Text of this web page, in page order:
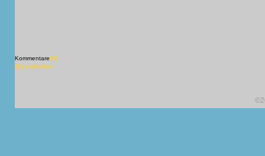
Kommentare[X]
[X] schließen